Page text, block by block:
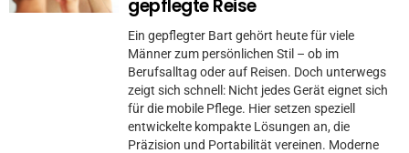
gepflegte Reise
Ein gepflegter Bart gehört heute für viele
Männer zum persönlichen Stil – ob im
Berufsalltag oder auf Reisen. Doch unterwegs
zeigt sich schnell: Nicht jedes Gerät eignet sich
für die mobile Pflege. Hier setzen speziell
entwickelte kompakte Lösungen an, die
Präzision und Portabilität vereinen. Moderne